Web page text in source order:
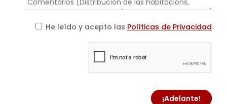
He leído y acepto las Políticas de Privacidad
¡Adelante!